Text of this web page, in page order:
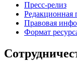
Пресс-релиз
Редакционная
Правовая
Формат